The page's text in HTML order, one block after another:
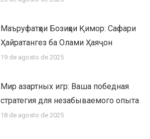
Маъруфатҳои Бозиҳои Қимор: Сафари
Ҳайратангез ба Олами Ҳаяҷон
19 de agosto de 2025
Мир азартных игр: Ваша победная
стратегия для незабываемого опыта
18 de agosto de 2025